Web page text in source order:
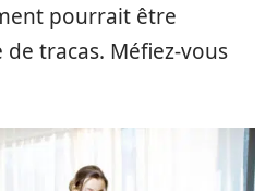
pourrait être
tracas. Méfiez-vous